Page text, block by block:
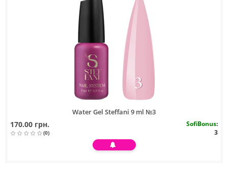
Water Gel Steffani 9 ml №3
170.00 грн.
(0)
SofiBonus:
3